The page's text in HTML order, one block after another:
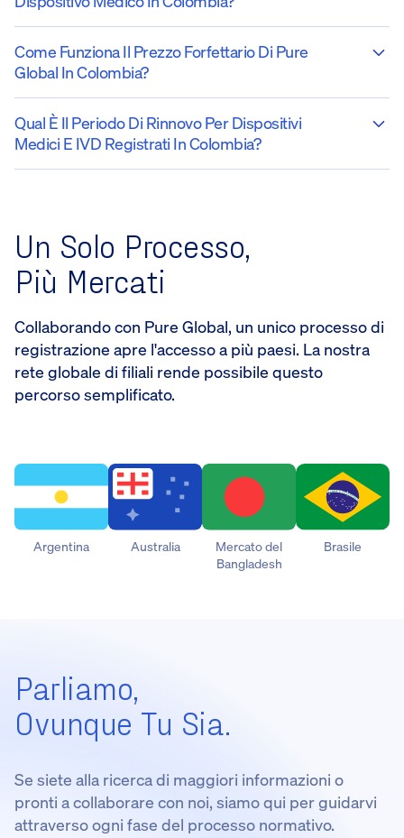
Come Funziona Il Prezzo Forfettario Di Pure
Global In Colombia?
Qual È Il Periodo Di Rinnovo Per Dispositivi
Medici E IVD Registrati In Colombia?
Un Solo Processo,
Più Mercati
Collaborando con Pure Global, un unico processo di
registrazione apre l'accesso a più paesi. La nostra
rete globale di filiali rende possibile questo
percorso semplificato.
Argentina Australia
Mercato del
Bangladesh
Brasile
Parliamo,
Ovunque Tu Sia.
Se siete alla ricerca di maggiori informazioni o
pronti a collaborare con noi, siamo qui per guidarvi
attraverso ogni fase del processo normativo.